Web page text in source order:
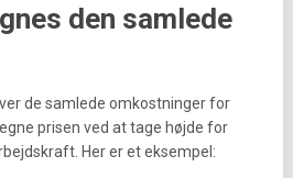
den samlede
de samlede omkostninger for
prisen ved at tage højde for
Her er et eksempel: